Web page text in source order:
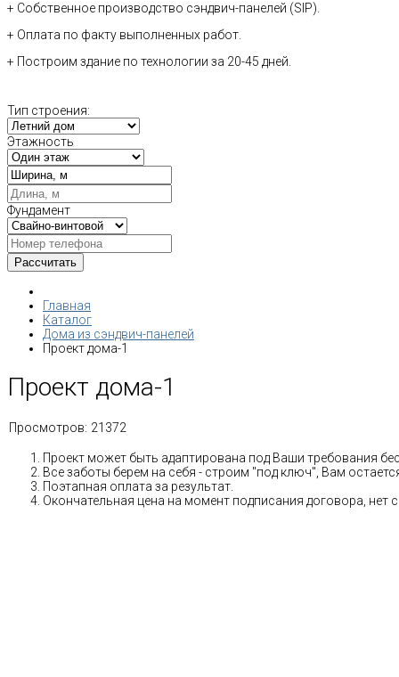
+ Собственное производство сэндвич-панелей (SIP).
+ Оплата по факту выполненных работ.
+ Построим здание по технологии за 20-45 дней.
Тип строения:
Этажность
Фундамент
Главная
Каталог
Дома из сэндвич-панелей
Проект дома-1
Проект дома-1
Просмотров: 21372
Проект может быть адаптирована под Ваши требования
Все заботы берем на себя - строим "под ключ", Вам
Поэтапная оплата за результат.
Окончательная цена на момент подписания договора, нет